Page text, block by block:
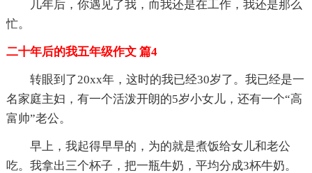
几年后，你遇见了我，而我还是在工作，我还是那么
忙。
二十年后的我五年级作文 篇4
转眼到了20xx年，这时的我已经30岁了。我已经是一
名家庭主妇，有一个活泼开朗的5岁小女儿，还有一个“高
富帅”老公。
早上，我起得早早的，为的就是煮饭给女儿和老公
吃。我拿出三个杯子，把一瓶牛奶，平均分成3杯牛奶。